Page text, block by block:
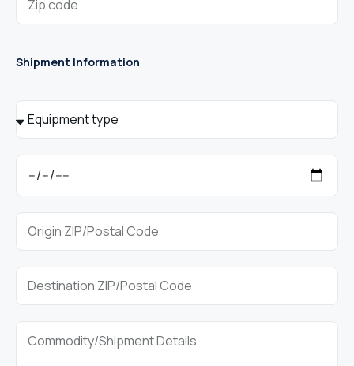
Shipment Information